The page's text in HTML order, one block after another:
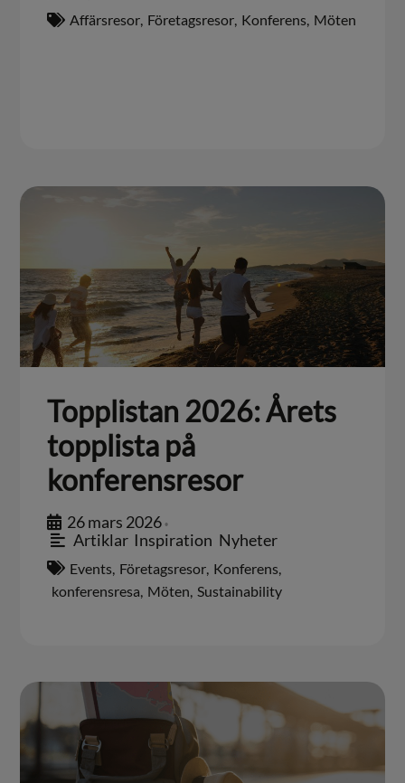
Affärsresor, Företagsresor, Konferens, Möten
Topplistan 2026: Årets
topplista på
konferensresor
26 mars 2026 •
Artiklar, Inspiration Nyheter
Events Företagsresor Konferens
konferensresa Möten Sustainability